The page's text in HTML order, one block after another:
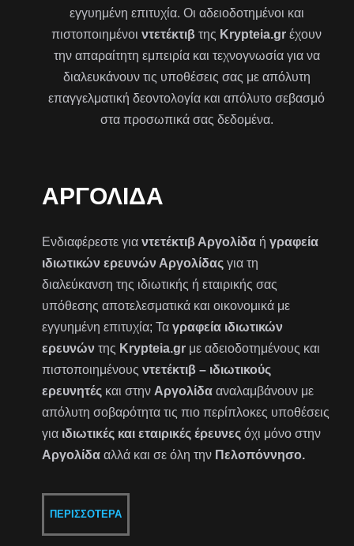
εγγυημένη επιτυχία. Οι αδειοδοτημένοι και
πιστοποιημένοιντετέκτιβ της Krypteia.gr έχουν
την απαραίτητη εμπειρία και τεχνογνωσία για να
διαλευκάνουν τις υποθέσεις σας με απόλυτη
επαγγελματική δεοντολογία και απόλυτο σεβασμό
στα προσωπικά σας δεδομένα.
ΑΡΓΟΛΊΔΑ
Ενδιαφέρεστε γιαντετέκτιβ Αργολίδα ήγραφεία
ιδιωτικών ερευνών Αργολίδας για τη
διαλεύκανση της ιδιωτικής ή εταιρικής σας
υπόθεσης αποτελεσματικά και οικονομικά με
εγγυημένη επιτυχία; Ταγραφεία ιδιωτικών
ερευνών της Krypteia.gr με αδειοδοτημένους και
πιστοποιημένουςντετέκτιβ – ιδιωτικούς
ερευνητές και στην Αργολίδα αναλαμβάνουν με
απόλυτη σοβαρότητα τις πιο περίπλοκες υποθέσεις
για ιδιωτικές και εταιρικές έρευνες όχι μόνο στην
Αργολίδα αλλά και σε όλη την Πελοπόννησο.
ΠΕΡΙΣΣΌΤΕΡΑ